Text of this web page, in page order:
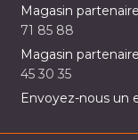
Magasin
71 85 88
Magasin
45 30 35
Envoyez-nous un